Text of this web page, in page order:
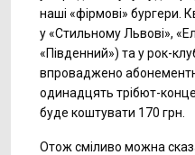
наші «фірмові» бургери.
у «Стильному Львові»,
«Південний») та у рок-
впроваджено
одинадцять трібют-
буде коштувати 170 грн.
Отож сміливо можна